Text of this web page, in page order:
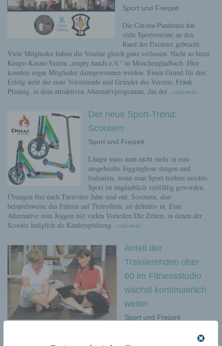
Sport und Freizeit
Die Corona-Pandemie hat
viele Sportvereine an den
Rand der Existenz gebracht.
Viele Mitglieder haben die Vereine gleich ganz verlassen. Nicht so beim
Kenpo-Karate-Verein „empty hands e.V.“ in Mönchengladbach. Hier
konnten sogar Mitglieder dazugewonnen werden. Einen Grund für den
Erfolg sieht der erste Vorsitzende und Gründer des Vereins, Frank
Pfennig, in dem attraktiven Alternativprogramm, das der ...read more
Der neue Sport-Trend:
Scootern
Sport und Freizeit
Längst muss man nicht mehr in eine
ausgebeulte Jogginghose steigen und
loslaufen, wenn man Sport treiben möchte.
Sport ist unglaublich vielfältig geworden.
Übungen frei nach Turnvater Jahn sind out. Scootern, also
beispielsweise das Fahren auf Tretrollern, ist definitiv in. Eine
Alternative zum Joggen mit vielen Vorteilen Die Zeiten, in denen der
Scooter lediglich als Kinderspielzeug ...read more
Anteil der
Trainierenden über
60 im Fitnessstudio
wächst kontinuierlich
weiter
Sport und Freizeit
Trainierenden über 60 Jahren unter den deutschlandweit 11,66